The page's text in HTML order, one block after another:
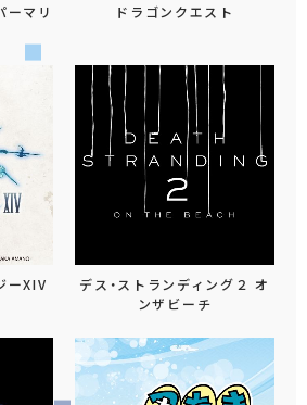
ーマリ
ドラゴンクエスト
ーXIV
デス・ストランディング２ オ
ンザビーチ